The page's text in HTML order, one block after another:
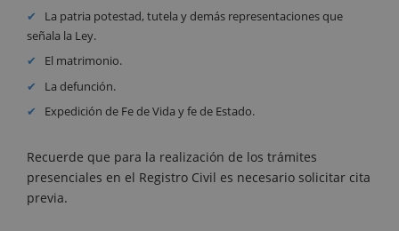
La patria potestad, tutela y demás representaciones que
señala la Ley.
El matrimonio.
La defunción.
Expedición de Fe de Vida y fe de Estado.
Recuerde que para la realización de los trámites
presenciales en el Registro Civil es necesario solicitar cita
previa.